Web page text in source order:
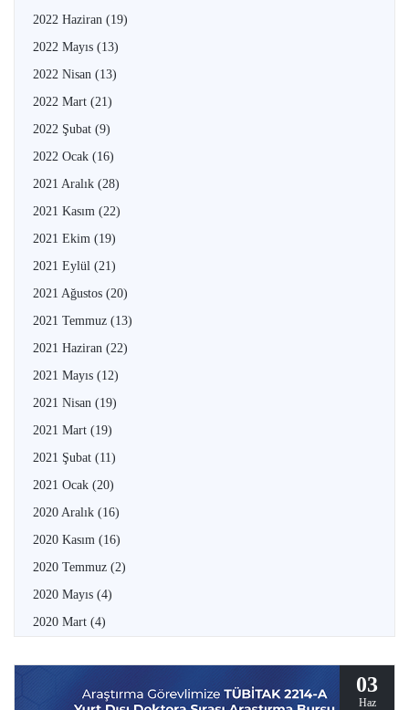
2022 Haziran (19)
2022 Mayıs (13)
2022 Nisan (13)
2022 Mart (21)
2022 Şubat (9)
2022 Ocak (16)
2021 Aralık (28)
2021 Kasım (22)
2021 Ekim (19)
2021 Eylül (21)
2021 Ağustos (20)
2021 Temmuz (13)
2021 Haziran (22)
2021 Mayıs (12)
2021 Nisan (19)
2021 Mart (19)
2021 Şubat (11)
2021 Ocak (20)
2020 Aralık (16)
2020 Kasım (16)
2020 Temmuz (2)
2020 Mayıs (4)
2020 Mart (4)
03
Haz